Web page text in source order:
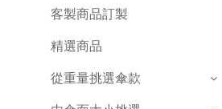
客製商品訂製
精選商品
從重量挑選傘款